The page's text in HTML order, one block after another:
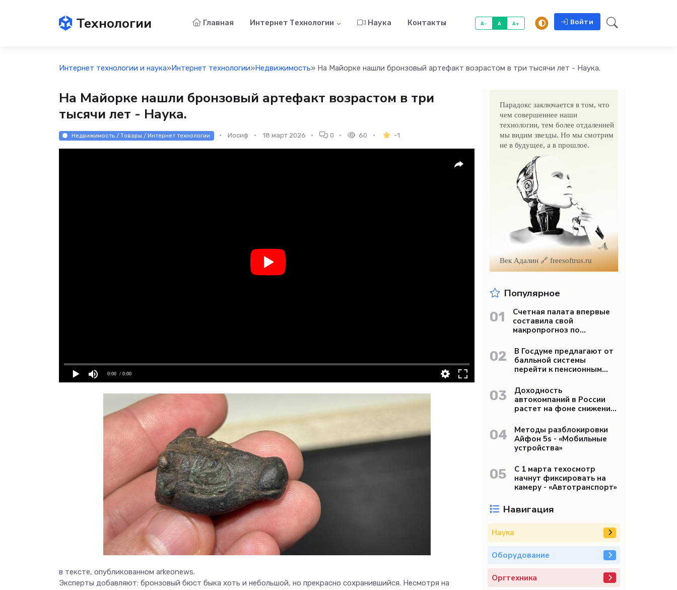
Технологии Главная Интернет Технологии Наука Контакты A- A A+ Войти
Интернет технологии и наука»Интернет технологии»Недвижимость» На Майорке нашли бронзовый артефакт возрастом в три тысячи лет - Наука.
На Майорке нашли бронзовый артефакт возрастом в три
тысячи лет - Наука.
Недвижимость / Товары / Интернет технологии Иосиф 18 март 2026 0 60 -1
0:00 / 0:00
в тексте, опубликованном arkeonews.
Эксперты добавляют: бронзовый бюст быка хоть и небольшой, но прекрасно сохранившийся. Несмотря на
Парадокс заключается в том, что
чем совершеннее наши
технологии, тем более отдаленней
мы видим звезды. Но мы смотрим
не в будущее, а в прошлое.
Век Адалин 🔗 freesoftrus.ru
Популярное
01
Счетная палата впервые
составила свой
макропрогноз по
«Бизнес»
02
В Госдуме предлагают от
балльной системы
перейти к пенсионным
03
Доходность
автокомпаний в России
растет на фоне снижения
04
Методы разблокировки
Айфон 5s - «Мобильные
устройства»
05
С 1 марта техосмотр
начнут фиксировать на
камеру - «Автотранспорт»
Навигация
Наука
Оборудование
Оргтехника